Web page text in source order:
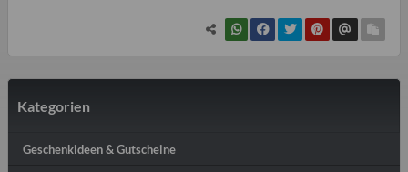
Kategorien
Geschenkideen & Gutscheine